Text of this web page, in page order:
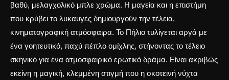
βαθύ, μελαγχολικό μπλε χρώμα. Η μαγεία και η επιστήμη
που κρύβει το λυκαυγές δημιουργούν την τέλεια,
κινηματογραφική ατμόσφαιρα. Το Πήλιο τυλίγεται αργά με
ένα γοητευτικό, παχύ πέπλο ομίχλης, στήνοντας το τέλειο
σκηνικό για ένα ατμοσφαιρικό ερωτικό δράμα. Είναι ακριβώς
εκείνη η μαγική, κλεμμένη στιγμή που η σκοτεινή νύχτα